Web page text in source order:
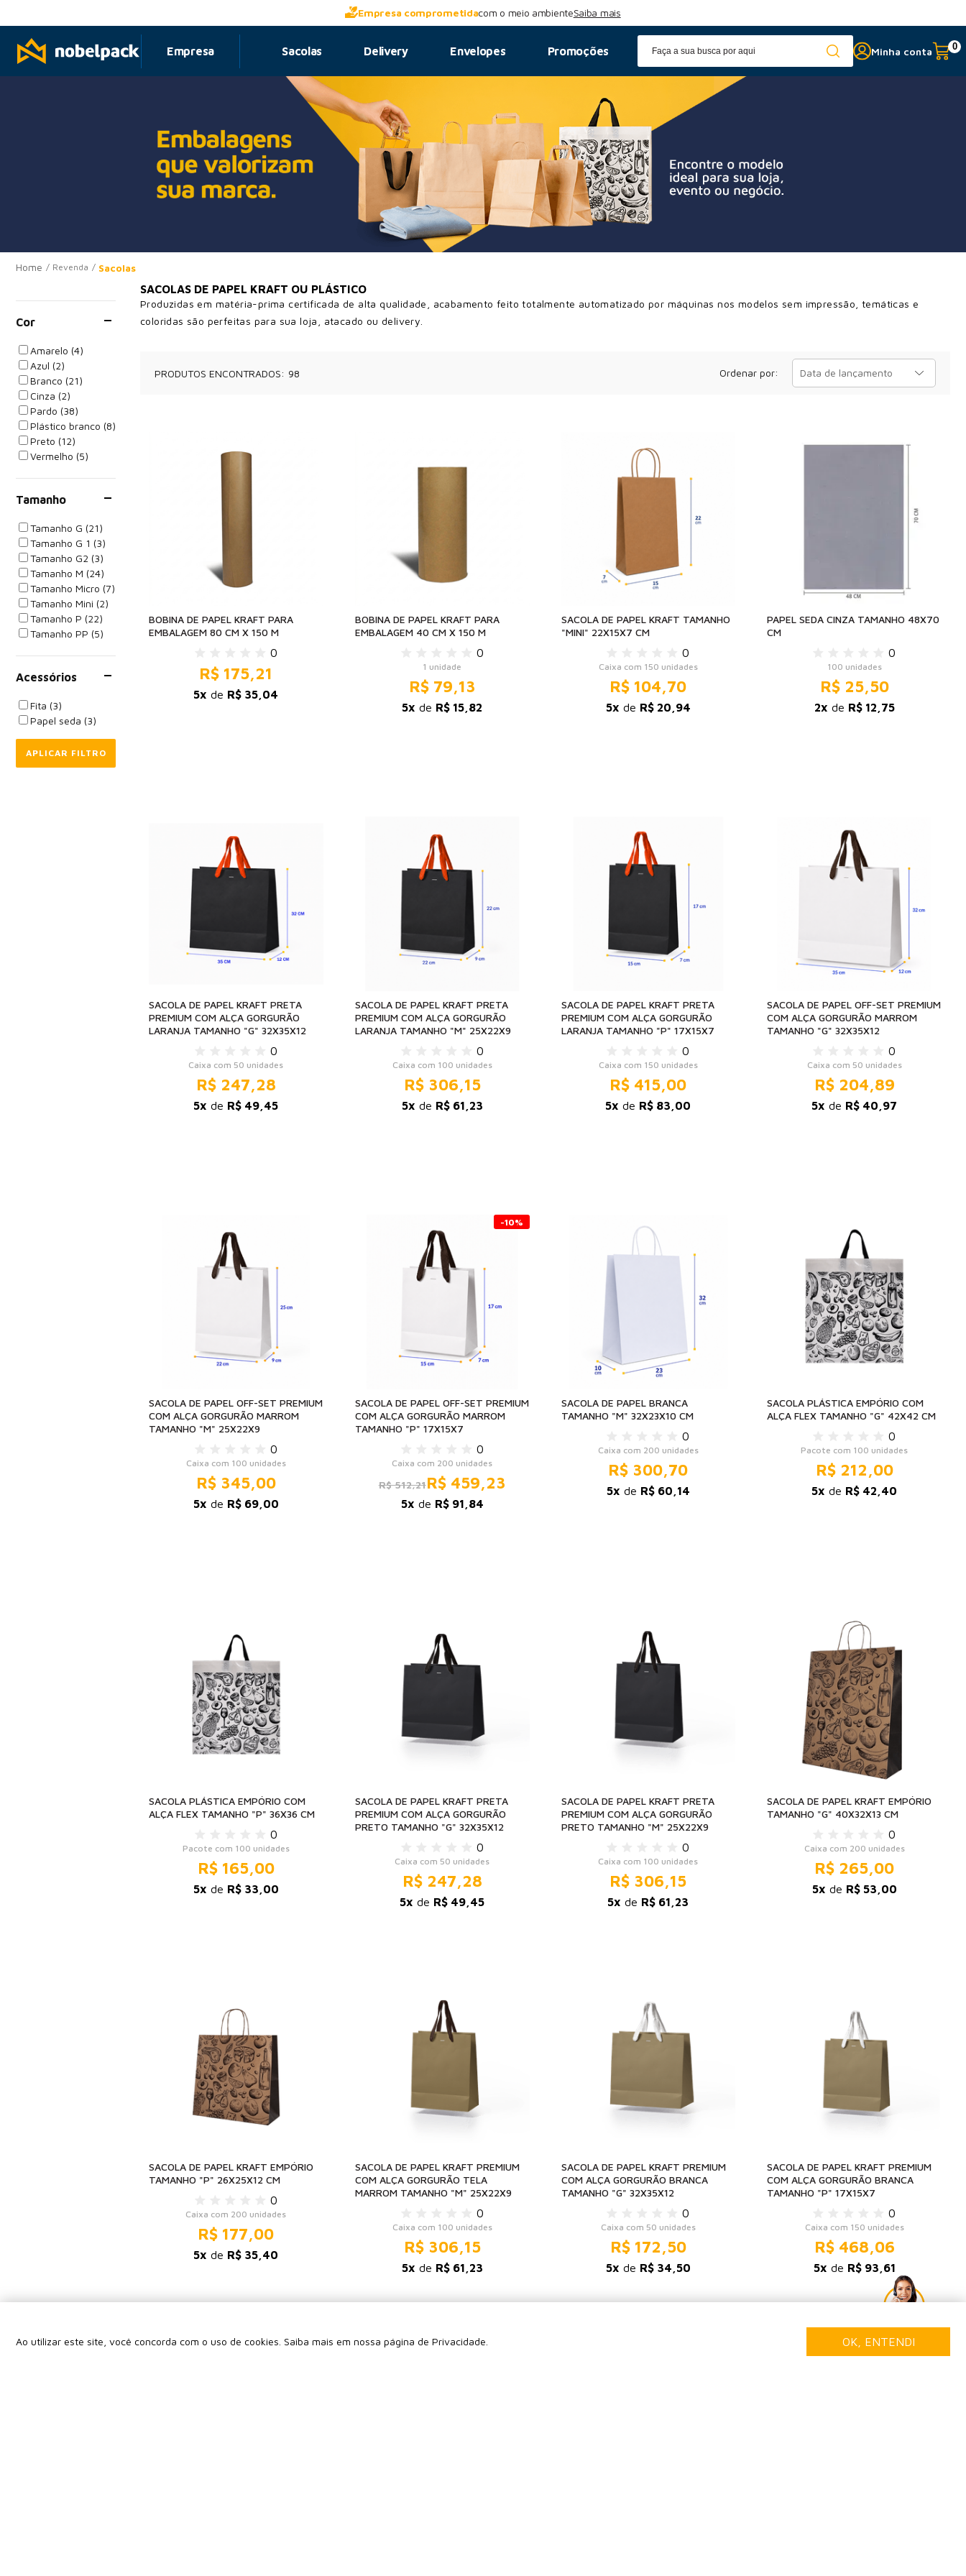
Ao utilizar este site, você concorda com o uso de cookies. Saiba mais em nossa página de Privacidade. OK, ENTENDI
Empresa comprometidacom o meio ambienteSaiba mais
Empresa Sacolas Delivery Envelopes Promoções Minha conta 0
Revenda Sacolas
Cor
Amarelo (4)
Azul (2)
Branco (21)
Cinza (2)
Pardo (38)
Plástico branco (8)
Preto (12)
Vermelho (5)
Tamanho
Tamanho G (21)
Tamanho G 1 (3)
Tamanho G2 (3)
Tamanho M (24)
Tamanho Micro (7)
Tamanho Mini (2)
Tamanho P (22)
Tamanho PP (5)
Acessórios
Fita (3)
Papel seda (3)
SACOLAS DE PAPEL KRAFT OU PLÁSTICO
Produzidas em matéria-prima certificada de alta qualidade, acabamento feito totalmente automatizado por máquinas nos modelos sem impressão, temáticas e
coloridas são perfeitas para sua loja, atacado ou delivery.
PRODUTOS ENCONTRADOS: 98 Ordenar por: Data de lançamento
BOBINA DE PAPEL KRAFT PARA
EMBALAGEM 80 CM X 150 M
0
R$ 175,21
5x de R$ 35,04
BOBINA DE PAPEL KRAFT PARA
EMBALAGEM 40 CM X 150 M
0
1 unidade
R$ 79,13
5x de R$ 15,82
SACOLA DE PAPEL KRAFT TAMANHO
"MINI" 22X15X7 CM
0
Caixa com 150 unidades
R$ 104,70
5x de R$ 20,94
PAPEL SEDA CINZA TAMANHO 48X70
CM
0
100 unidades
R$ 25,50
2x de R$ 12,75
SACOLA DE PAPEL KRAFT PRETA
PREMIUM COM ALÇA GORGURÃO
LARANJA TAMANHO "G" 32X35X12
0
Caixa com 50 unidades
R$ 247,28
5x de R$ 49,45
SACOLA DE PAPEL KRAFT PRETA
PREMIUM COM ALÇA GORGURÃO
LARANJA TAMANHO "M" 25X22X9
0
Caixa com 100 unidades
R$ 306,15
5x de R$ 61,23
SACOLA DE PAPEL KRAFT PRETA
PREMIUM COM ALÇA GORGURÃO
LARANJA TAMANHO "P" 17X15X7
0
Caixa com 150 unidades
R$ 415,00
5x de R$ 83,00
SACOLA DE PAPEL OFF-SET PREMIUM
COM ALÇA GORGURÃO MARROM
TAMANHO "G" 32X35X12
0
Caixa com 50 unidades
R$ 204,89
5x de R$ 40,97
SACOLA DE PAPEL OFF-SET PREMIUM
COM ALÇA GORGURÃO MARROM
TAMANHO "M" 25X22X9
0
Caixa com 100 unidades
R$ 345,00
5x de R$ 69,00
-10%
SACOLA DE PAPEL OFF-SET PREMIUM
COM ALÇA GORGURÃO MARROM
TAMANHO "P" 17X15X7
0
Caixa com 200 unidades
R$ 512,21R$ 459,23
5x de R$ 91,84
SACOLA DE PAPEL BRANCA
TAMANHO "M" 32X23X10 CM
0
Caixa com 200 unidades
R$ 300,70
5x de R$ 60,14
SACOLA PLÁSTICA EMPÓRIO COM
ALÇA FLEX TAMANHO "G" 42X42 CM
0
Pacote com 100 unidades
R$ 212,00
5x de R$ 42,40
SACOLA PLÁSTICA EMPÓRIO COM
ALÇA FLEX TAMANHO "P" 36X36 CM
0
Pacote com 100 unidades
R$ 165,00
5x de R$ 33,00
SACOLA DE PAPEL KRAFT PRETA
PREMIUM COM ALÇA GORGURÃO
PRETO TAMANHO "G" 32X35X12
0
Caixa com 50 unidades
R$ 247,28
5x de R$ 49,45
SACOLA DE PAPEL KRAFT PRETA
PREMIUM COM ALÇA GORGURÃO
PRETO TAMANHO "M" 25X22X9
0
Caixa com 100 unidades
R$ 306,15
5x de R$ 61,23
SACOLA DE PAPEL KRAFT EMPÓRIO
TAMANHO "G" 40X32X13 CM
0
Caixa com 200 unidades
R$ 265,00
5x de R$ 53,00
SACOLA DE PAPEL KRAFT EMPÓRIO
TAMANHO "P" 26X25X12 CM
0
R$ 177,00
SACOLA DE PAPEL KRAFT PREMIUM
COM ALÇA GORGURÃO TELA
MARROM TAMANHO "M" 25X22X9
0
R$ 306,15
5xdeR$ 61,23
SACOLA DE PAPEL KRAFT PREMIUM
COM ALÇA GORGURÃO BRANCA
TAMANHO "G" 32X35X12
0
R$ 172,50
5xdeR$ 34,50
SACOLA DE PAPEL KRAFT PREMIUM
COM ALÇA GORGURÃO BRANCA
TAMANHO "P" 17X15X7
0
R$ 468,06
5xdeR$ 93,61